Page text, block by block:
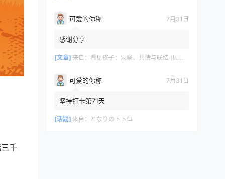
千
可爱的你称 7月31日
感谢分享
[文章] 来自： 看见孩子：洞察、共情与联结 (贝姬·肯尼迪) (mobi,azw3,epub)
可爱的你称 7月31日
坚持打卡第71天
[话题] 来自： となりのトトロ